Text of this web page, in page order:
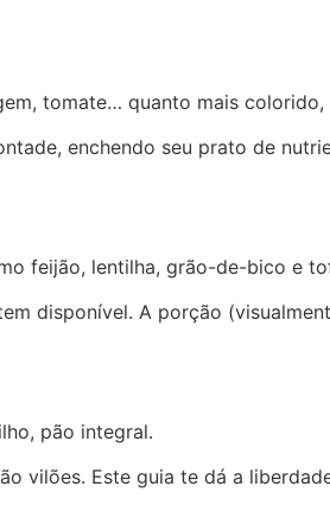
tomate… quanto mais colorido,
enchendo seu prato de
feijão, lentilha, grão-de-bico e
disponível. A porção
pão integral.
vilões. Este guia te dá a